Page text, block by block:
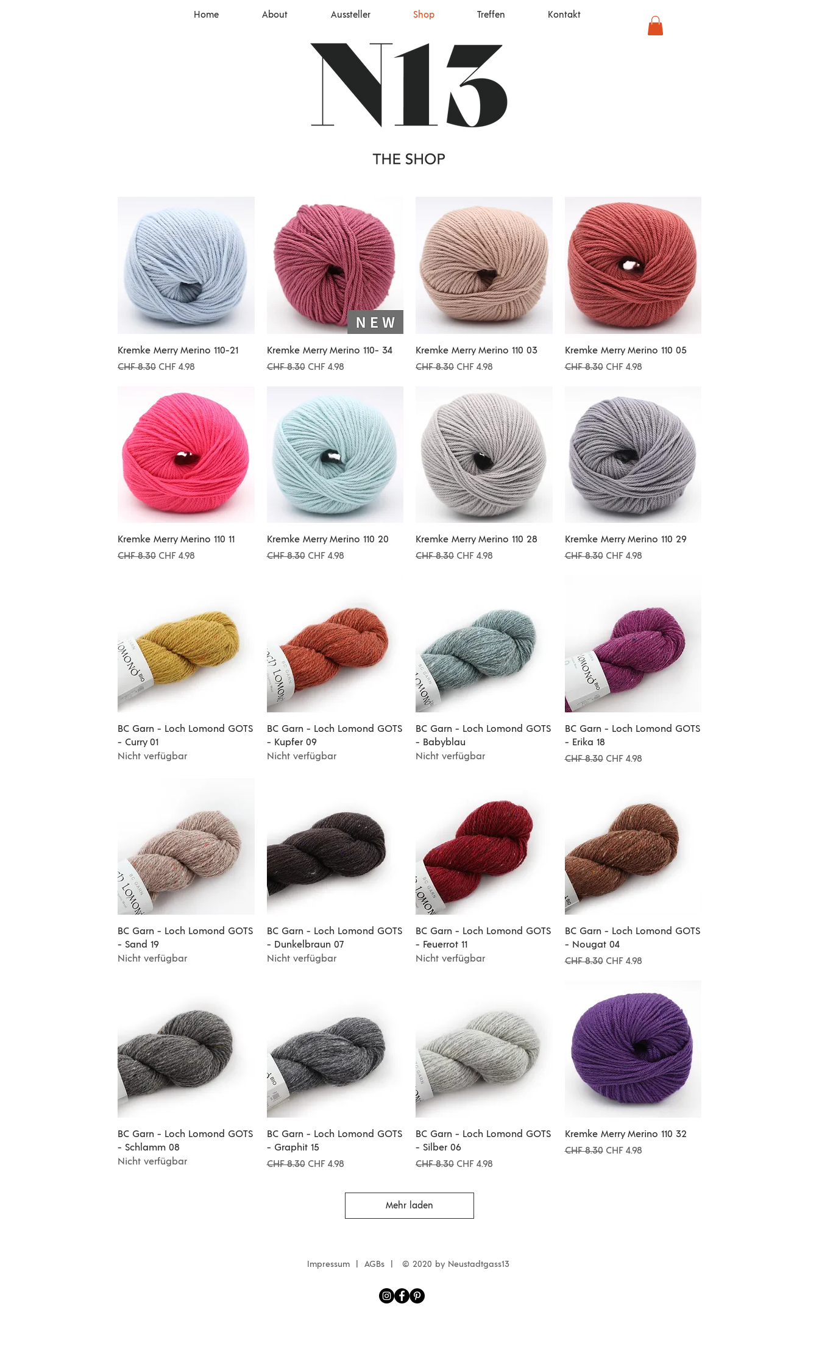
Schnellansicht
Kremke Merry Merino 110-21
Standardpreis
CHF 8.30 Sale-Preis
CHF 4.98
Schnellansicht
Kremke Merry Merino 110- 34
Standardpreis
CHF 8.30 Sale-Preis
CHF 4.98
Schnellansicht
Kremke Merry Merino 110 03
Standardpreis
CHF 8.30 Sale-Preis
CHF 4.98
Schnellansicht
Kremke Merry Merino 110 05
Standardpreis
CHF 8.30 Sale-Preis
CHF 4.98
Schnellansicht
Kremke Merry Merino 110 11
Standardpreis
CHF 8.30 Sale-Preis
CHF 4.98
Schnellansicht
Kremke Merry Merino 110 20
Standardpreis
CHF 8.30 Sale-Preis
CHF 4.98
Schnellansicht
Kremke Merry Merino 110 28
Standardpreis
CHF 8.30 Sale-Preis
CHF 4.98
Schnellansicht
Kremke Merry Merino 110 29
Standardpreis
CHF 8.30 Sale-Preis
CHF 4.98
Schnellansicht
BC Garn - Loch Lomond GOTS
- Curry 01
Nicht verfügbar
Schnellansicht
BC Garn - Loch Lomond GOTS
- Kupfer 09
Nicht verfügbar
Schnellansicht
BC Garn - Loch Lomond GOTS
- Babyblau
Nicht verfügbar
Schnellansicht
BC Garn - Loch Lomond GOTS
- Erika 18
Standardpreis
CHF 8.30 Sale-Preis
CHF 4.98
Schnellansicht
BC Garn - Loch Lomond GOTS
- Sand 19
Nicht verfügbar
Schnellansicht
BC Garn - Loch Lomond GOTS
- Dunkelbraun 07
Nicht verfügbar
Schnellansicht
BC Garn - Loch Lomond GOTS
- Feuerrot 11
Nicht verfügbar
Schnellansicht
BC Garn - Loch Lomond GOTS
- Nougat 04
Standardpreis
CHF 8.30 Sale-Preis
CHF 4.98
Schnellansicht
BC Garn - Loch Lomond GOTS
- Schlamm 08
Nicht verfügbar
Schnellansicht
BC Garn - Loch Lomond GOTS
- Graphit 15
Standardpreis
CHF 8.30 Sale-Preis
CHF 4.98
Schnellansicht
BC Garn - Loch Lomond GOTS
- Silber 06
Standardpreis
CHF 8.30 Sale-Preis
CHF 4.98
Schnellansicht
Kremke Merry Merino 110 32
Standardpreis
CHF 8.30 Sale-Preis
CHF 4.98
Mehr laden
Home About Aussteller Shop Treffen Kontakt
Impressum | AGBs | © 2020 by Neustadtgass13